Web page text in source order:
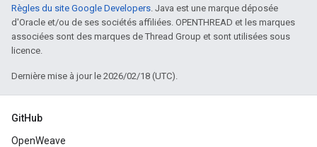
Règles du site Google Developers. Java est une marque déposée
d'Oracle et/ou de ses sociétés affiliées. OPENTHREAD et les marques
associées sont des marques de Thread Group et sont utilisées sous
licence.
Dernière mise à jour le 2026/02/18 (UTC).
GitHub
OpenWeave